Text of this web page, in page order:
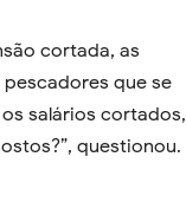
cortada, as
que se
salários cortados,
questionou.